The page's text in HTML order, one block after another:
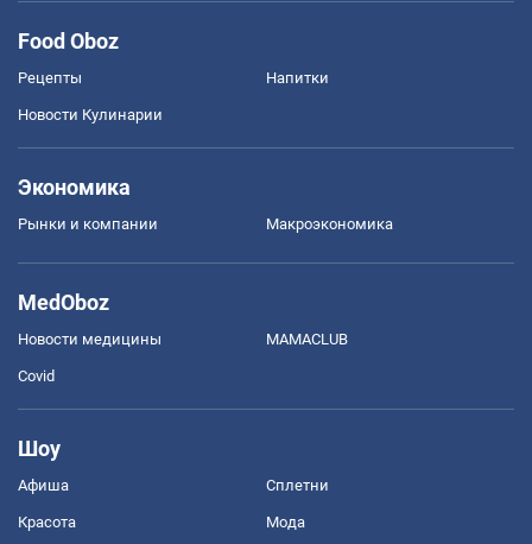
Food Oboz
Рецепты Напитки
Новости Кулинарии
Экономика
Рынки и компании Mакроэкономика
MedOboz
Новости медицины MAMACLUB
Covid
Шоу
Афиша Сплетни
Красота Мода